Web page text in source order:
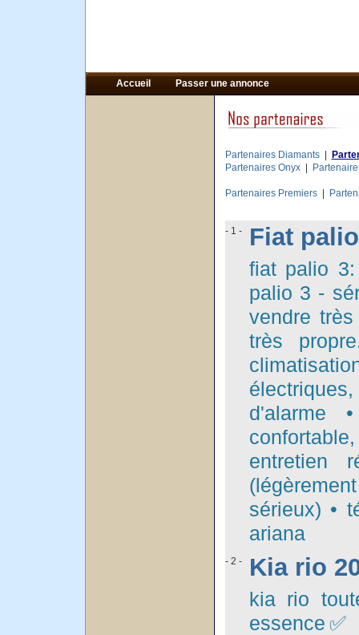
Accueil Passer une annonce
Partenaires Diamants|
Partenaires Onyx|
Partenaires Premiers|
- 1 - Fiat
fiat palio
palio 3 -
vendre
très
d'alarme
entretien
sérieux) •
ariana
- 2 - Kia rio
kia rio
essence✅